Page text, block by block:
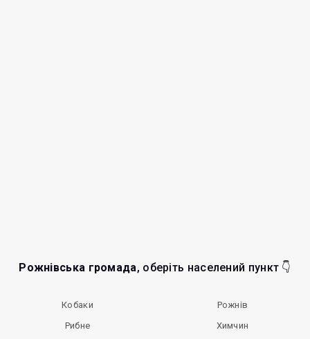
Рожнівська громада, оберіть населений пункт 👇
Кобаки
Рибне
Рожнів
Химчин